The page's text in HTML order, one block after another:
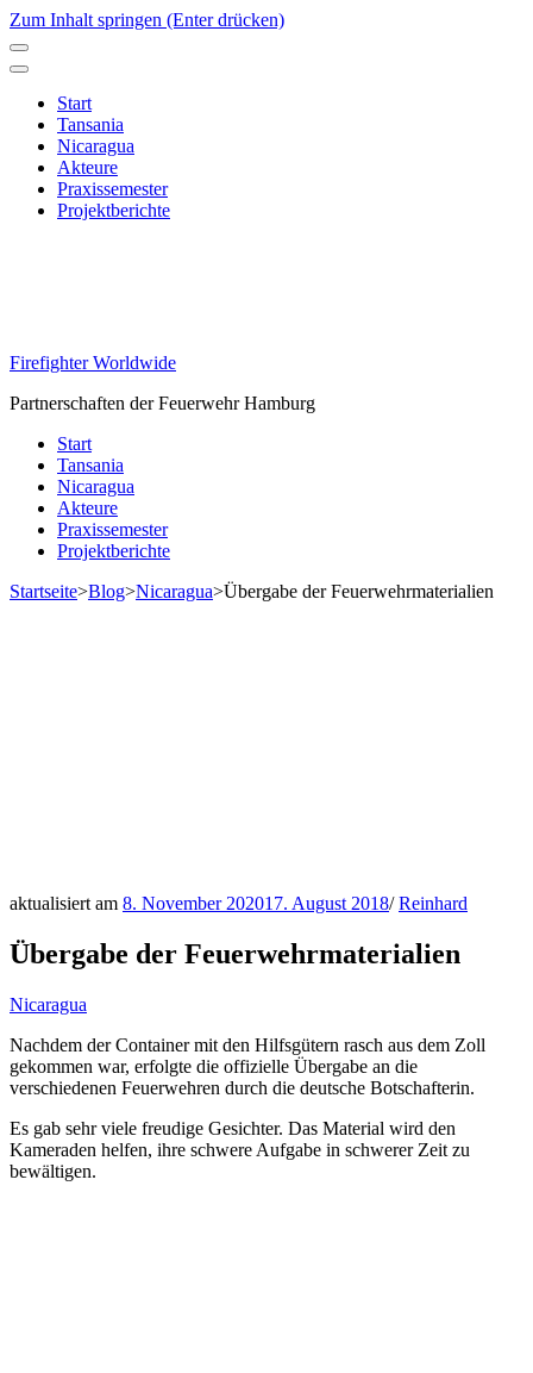
Zum Inhalt springen (Enter drücken)
Start
Tansania
Nicaragua
Akteure
Praxissemester
Projektberichte
Firefighter Worldwide
Partnerschaften der Feuerwehr Hamburg
Start
Tansania
Nicaragua
Akteure
Praxissemester
Projektberichte
Startseite>Blog>Nicaragua>Übergabe der Feuerwehrmaterialien
aktualisiert am 8. November 202017. August 2018/ Reinhard
Übergabe der Feuerwehrmaterialien
Nicaragua
Nachdem der Container mit den Hilfsgütern rasch aus dem Zoll
gekommen war, erfolgte die offizielle Übergabe an die
verschiedenen Feuerwehren durch die deutsche Botschafterin.
Es gab sehr viele freudige Gesichter. Das Material wird den
Kameraden helfen, ihre schwere Aufgabe in schwerer Zeit zu
bewältigen.